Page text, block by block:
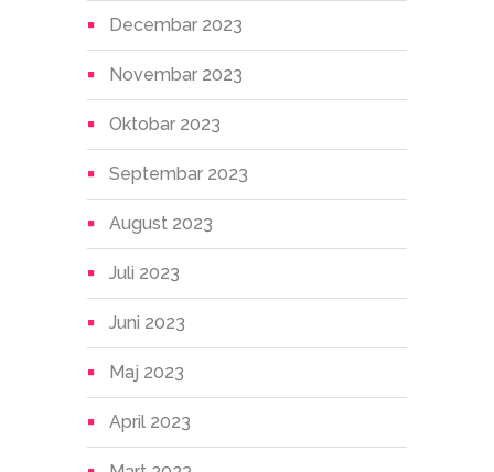
Decembar 2023
Novembar 2023
Oktobar 2023
Septembar 2023
August 2023
Juli 2023
Juni 2023
Maj 2023
April 2023